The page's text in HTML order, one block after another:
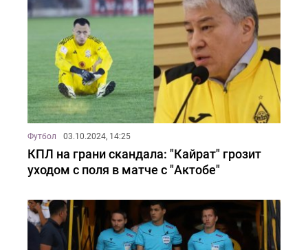
Футбол 03.10.2024, 14:25
КПЛ на грани скандала: "Кайрат" грозит
уходом с поля в матче с "Актобе"